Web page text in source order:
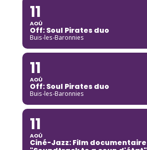
11
AOÛ
Off: Soul Pirates duo
Buis-les-Baronnies
11
AOÛ
Off: Soul Pirates duo
Buis-les-Baronnies
11
AOÛ
Ciné-Jazz: Film documentaire